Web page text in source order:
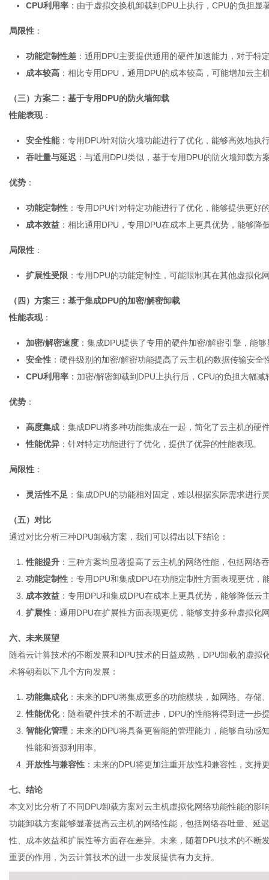
CPU利用率 ：由于虚拟交换机卸载到DPU上执行，CPU的负担
局限性 ：
功能定制性差 ：通用DPU主要提供通用的硬件加速能力，对于特
成本较高 ：相比专用DPU，通用DPU的成本较高，可能增加云主
（三）方案二：基于专用DPU的防火墙卸载
性能表现：
安全性能：专用DPU针对防火墙功能进行了优化，能够高效地执
吞吐量与延迟 ：与通用DPU类似，基于专用DPU的防火墙卸载
优势 ：
功能定制性 ：专用DPU针对特定功能进行了优化，能够提供更好
成本效益 ：相比通用DPU，专用DPU在成本上更具优势，能够降
局限性 ：
扩展性受限 ：专用DPU的功能定制性，可能限制其在其他虚拟化
（四）方案三：基于集成DPU的加密/解密卸载
性能表现：
加密/解密速度 ：集成DPU提供了专用的硬件加密/解密引擎，能
安全性 ：硬件级别的加密/解密功能提高了云主机的数据传输安全
CPU利用率 ：加密/解密卸载到DPU上执行后，CPU的负担大幅
优势 ：
高度集成 ：集成DPU将多种功能集成在一起，简化了云主机的硬
性能优异 ：针对特定功能进行了优化，提供了优异的性能表现。
局限性 ：
灵活性不足 ：集成DPU的功能相对固定，难以根据实际需求进行
（五）对比
通过对比分析三种DPU卸载方案，我们可以得出以下结论：
性能提升 ：三种方案均显著提高了云主机的网络性能，包括网络
功能定制性 ：专用DPU和集成DPU在功能定制性方面表现更优，
成本效益 ：专用DPU和集成DPU在成本上更具优势，能够降低云
扩展性 ：通用DPU在扩展性方面表现更优，能够支持多种虚拟化
六、未来展望
随着云计算技术的不断发展和DPU技术的日益成熟，DPU卸载的虚
术将朝着以下几个方向发展：
功能集成化：未来的DPU将集成更多的功能模块，如网络、存储
性能优化：随着硬件技术的不断进步，DPU的性能将得到进一步
智能化管理 ：未来的DPU将具备更智能的管理能力，能够自动
性能和资源利用率。
开放性与兼容性 ：未来的DPU将更加注重开放性和兼容性，支
七、结论
本文对比分析了不同DPU卸载方案对云主机虚拟化网络功能性能的影
功能卸载方案能够显著提高云主机的网络性能，包括网络吞吐量、延
性、成本效益和扩展性等方面存在差异。未来，随着DPU技术的不
重要的作用，为云计算技术的进一步发展提供有力支持。